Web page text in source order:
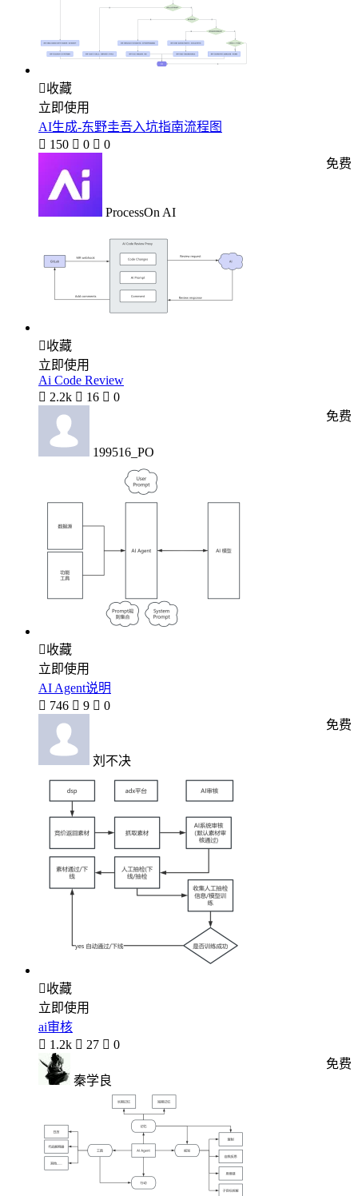
收藏
立即使用
AI生成-东野圭吾入坑指南流程图
 150  0  0
ProcessOn AI
免费
收藏
立即使用
Ai Code Review
 2.2k  16  0
199516_PO
免费
收藏
立即使用
AI Agent说明
 746  9  0
刘不决
免费
收藏
立即使用
ai审核
 1.2k  27  0
秦学良
免费